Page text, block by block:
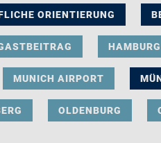
ORIENTIERUNG
HAMBURG
MUNICH AIRPORT
OLDENBURG